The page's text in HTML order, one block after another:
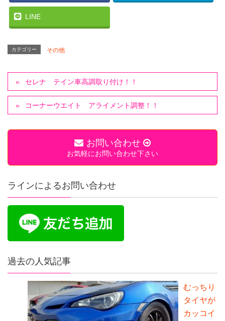
LINE
カテゴリー その他
セレナ テイン車高調取り付け！！
コーナーウエイト アライメント調整！！
お問い合わせ
お気軽にお問い合わせ下さい
ラインによるお問い合わせ
過去の人気記事
むっちり
タイヤが
カッコイ